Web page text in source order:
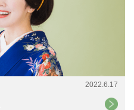
2022.6.17